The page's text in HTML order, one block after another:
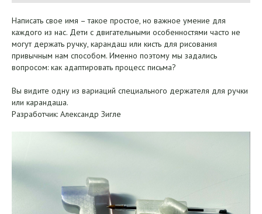
Написать свое имя – такое простое, но важное умение для
каждого из нас. Дети с двигательными особенностями часто не
могут держать ручку, карандаш или кисть для рисования
привычным нам способом. Именно поэтому мы задались
вопросом: как адаптировать процесс письма?
Вы видите одну из вариаций специального держателя для ручки
или карандаша.
Разработчик: Александр Зигле